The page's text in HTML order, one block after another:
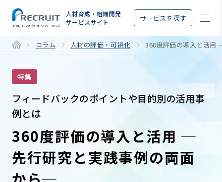
人材育成・組織開発
サービスサイト
サービスを探す
コラム 人材の評価・可視化 360度評価の導入と活
特集
フィードバックのポイントや目的別の活用事
例とは
360度評価の導入と活用 ─
先行研究と実践事例の両面